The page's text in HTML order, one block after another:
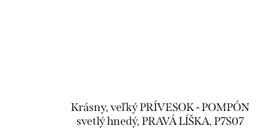
Krásny, veľký PRÍVESOK - POMPÓN
svetlý hnedý, PRAVÁ LÍŠKA, P7S07